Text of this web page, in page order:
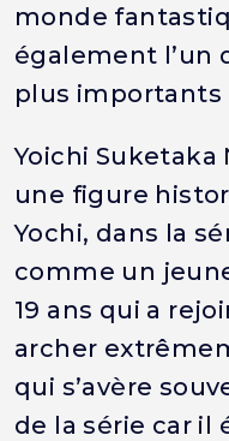
monde
également l’un
plus importants
Yoichi Suketaka
une figure
Yochi, dans la
comme un
19 ans qui a
archer
qui s’avère
de la série car il